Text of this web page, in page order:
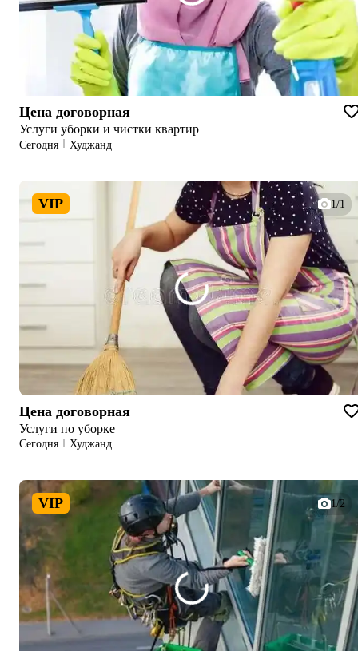
Цена договорная
Услуги уборки и чистки квартир
Сегодня Худжанд
VIP 1/1
Цена договорная
Услуги по уборке
Сегодня Худжанд
VIP 1/2